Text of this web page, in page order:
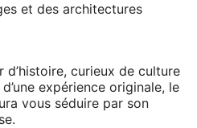
et des architectures
d’histoire, curieux de culture
expérience originale, le
vous séduire par son